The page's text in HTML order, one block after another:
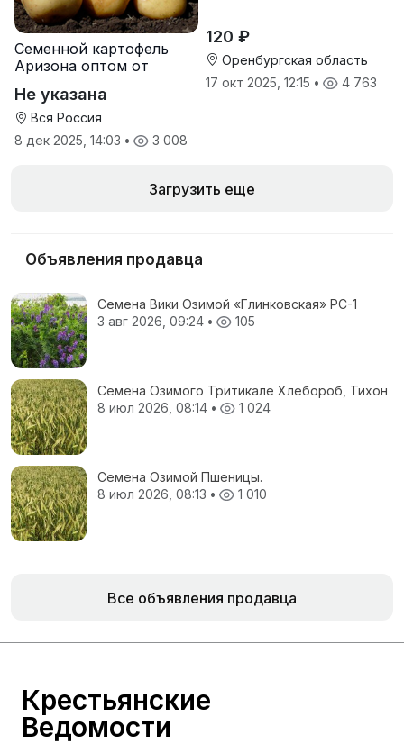
Семенной картофель
Аризона оптом от
Не указана
Вся Россия
8 дек 2025, 14:03 • 3 008
120 ₽
Оренбургская область
17 окт 2025, 12:15 • 4 763
Загрузить еще
Объявления продавца
Семена Вики Озимой «Глинковская» РС-1
3 авг 2026, 09:24 • 105
Семена Озимого Тритикале Хлебороб, Тихон
8 июл 2026, 08:14 • 1 024
Семена Озимой Пшеницы.
8 июл 2026, 08:13 • 1 010
Все объявления продавца
Крестьянские
Ведомости